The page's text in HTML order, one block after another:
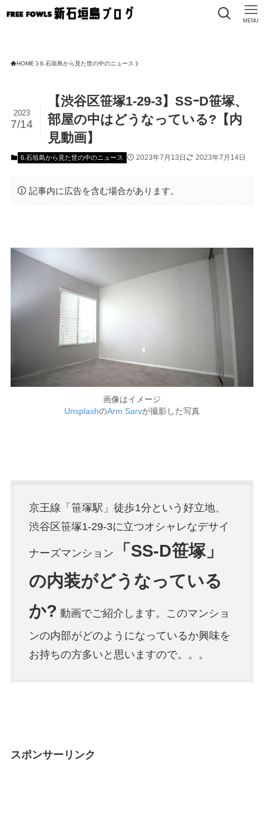
MENU
HOME 6.石垣島から見た世の中のニュース
【渋谷区笹塚1-29-3】SSｰD笹塚、
部屋の中はどうなっている?【内
見動画】
2023
7/14
6.石垣島から見た世の中のニュース 2023年7月13日 2023年7月14日
記事内に広告を含む場合があります。
画像はイメージ
UnsplashのArm Sarvが撮影した写真
京王線「笹塚駅」徒歩1分という好立地、
渋谷区笹塚1-29-3に立つオシャレなデサイ
ナーズマンション
「SS-D笹塚」
の内装がどうなっている
か? 動画でご紹介します。このマンショ
ンの内部がどのようになっているか興味を
お持ちの方多いと思いますので。。。
スポンサーリンク